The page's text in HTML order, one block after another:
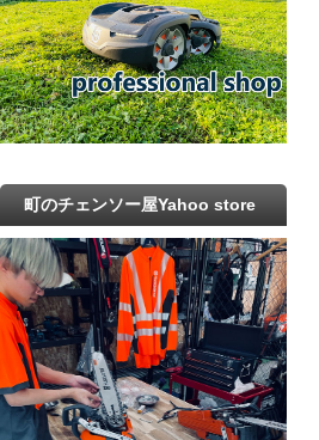
町のチェンソー屋Yahoo store